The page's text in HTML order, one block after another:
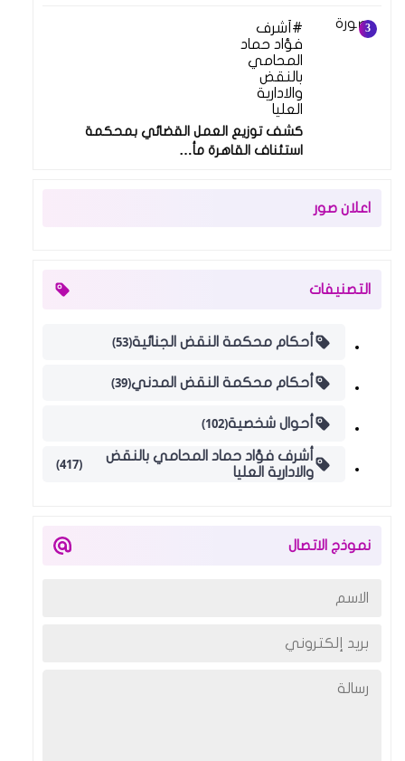
أشرف
فؤاد حماد
المحامي
بالنقض
والادارية
العليا
كشف توزيع العمل القضائي بمحكمة
استئناف القاهرة مأ…
اعلان صور
التصنيفات
أحكام محكمة النقض الجنائية(53)
أحكام محكمة النقض المدني(39)
أحوال شخصية(102)
أشرف فؤاد حماد المحامي بالنقض
والادارية العليا
(417)
نموذج الاتصال